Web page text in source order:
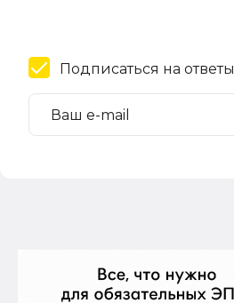
Подписаться на ответы